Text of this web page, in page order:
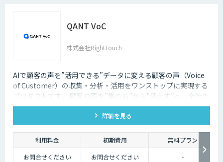
QANT VoC
株式会社RightTouch
AIで顧客の声を”活用できる”データに変える顧客の声（Voice
of Customer）の収集・分析・活用をワンストップに実現する
プロダクトです。 顧客の声を”集める”から”活かす”へ。全社の
活動へ反映することが可能になります。
詳細を見る
利用料金 初期費用
無料プラン
お問合せください
お問合せください -